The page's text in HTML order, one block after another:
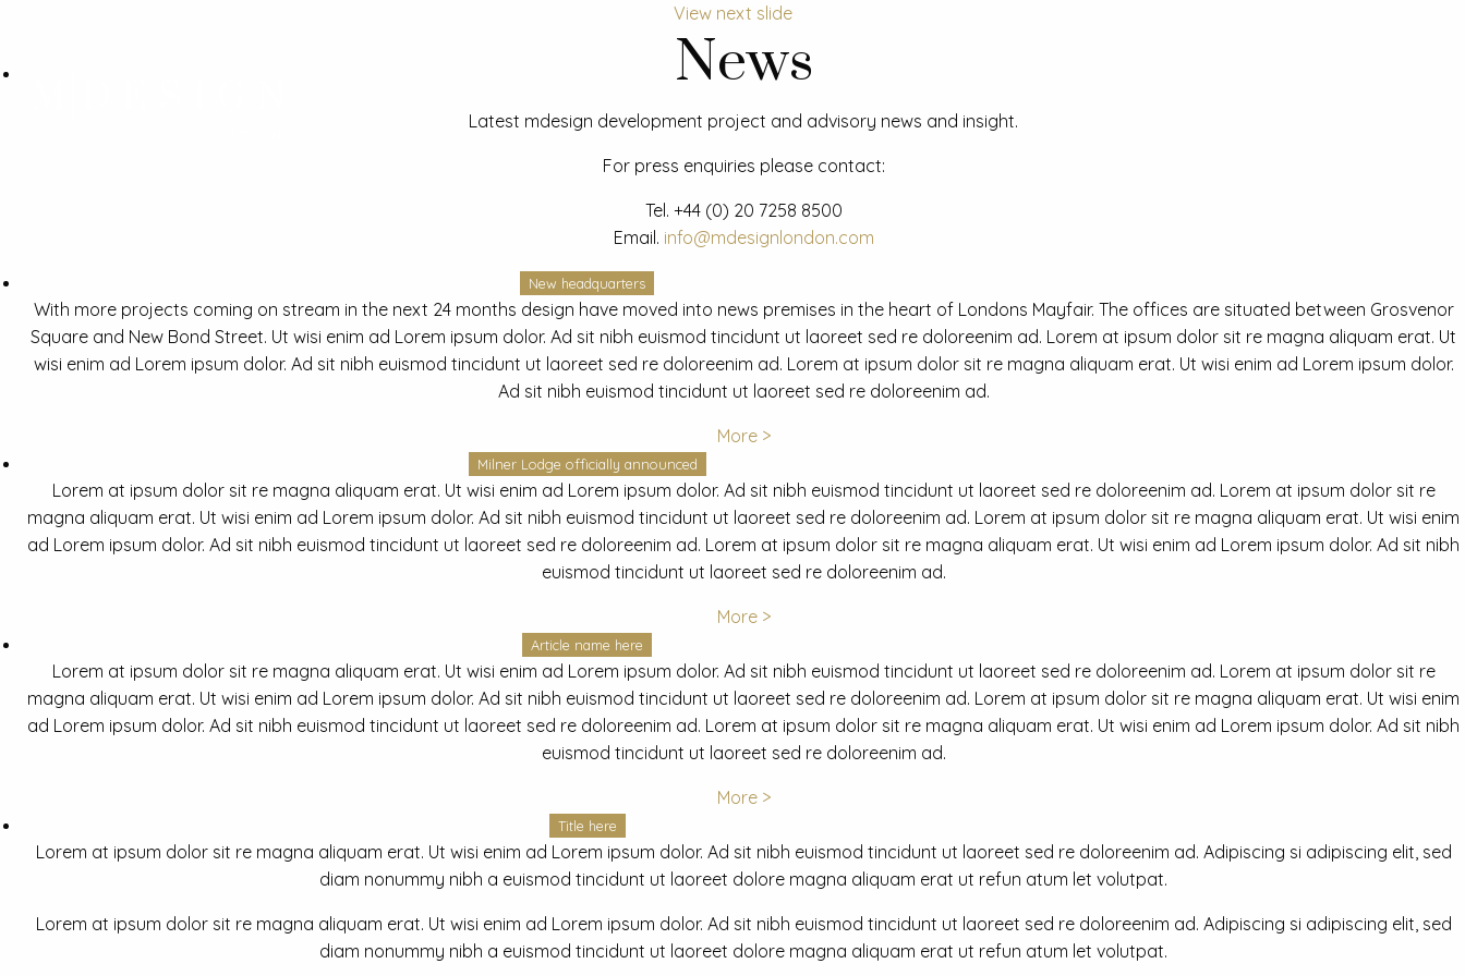
View next slide
News
Latest mdesign development project and advisory news and insight.
For press enquiries please contact:
Tel. +44 (0) 20 7258 8500
Email. info@mdesignlondon.com
New headquarters
With more projects coming on stream in the next 24 months design have moved into news premises in the heart of Londons Mayfair. The offices are situated between Grosvenor
Square and New Bond Street. Ut wisi enim ad Lorem ipsum dolor. Ad sit nibh euismod tincidunt ut laoreet sed re doloreenim ad. Lorem at ipsum dolor sit re magna aliquam erat. Ut
wisi enim ad Lorem ipsum dolor. Ad sit nibh euismod tincidunt ut laoreet sed re doloreenim ad. Lorem at ipsum dolor sit re magna aliquam erat. Ut wisi enim ad Lorem ipsum dolor.
Ad sit nibh euismod tincidunt ut laoreet sed re doloreenim ad.
More >
Milner Lodge officially announced
Lorem at ipsum dolor sit re magna aliquam erat. Ut wisi enim ad Lorem ipsum dolor. Ad sit nibh euismod tincidunt ut laoreet sed re doloreenim ad. Lorem at ipsum dolor sit re
magna aliquam erat. Ut wisi enim ad Lorem ipsum dolor. Ad sit nibh euismod tincidunt ut laoreet sed re doloreenim ad. Lorem at ipsum dolor sit re magna aliquam erat. Ut wisi enim
ad Lorem ipsum dolor. Ad sit nibh euismod tincidunt ut laoreet sed re doloreenim ad. Lorem at ipsum dolor sit re magna aliquam erat. Ut wisi enim ad Lorem ipsum dolor. Ad sit nibh
euismod tincidunt ut laoreet sed re doloreenim ad.
More >
Article name here
Lorem at ipsum dolor sit re magna aliquam erat. Ut wisi enim ad Lorem ipsum dolor. Ad sit nibh euismod tincidunt ut laoreet sed re doloreenim ad. Lorem at ipsum dolor sit re
magna aliquam erat. Ut wisi enim ad Lorem ipsum dolor. Ad sit nibh euismod tincidunt ut laoreet sed re doloreenim ad. Lorem at ipsum dolor sit re magna aliquam erat. Ut wisi enim
ad Lorem ipsum dolor. Ad sit nibh euismod tincidunt ut laoreet sed re doloreenim ad. Lorem at ipsum dolor sit re magna aliquam erat. Ut wisi enim ad Lorem ipsum dolor. Ad sit nibh
euismod tincidunt ut laoreet sed re doloreenim ad.
More >
Title here
Lorem at ipsum dolor sit re magna aliquam erat. Ut wisi enim ad Lorem ipsum dolor. Ad sit nibh euismod tincidunt ut laoreet sed re doloreenim ad. Adipiscing si adipiscing elit, sed
diam nonummy nibh a euismod tincidunt ut laoreet dolore magna aliquam erat ut refun atum let volutpat.
Lorem at ipsum dolor sit re magna aliquam erat. Ut wisi enim ad Lorem ipsum dolor. Ad sit nibh euismod tincidunt ut laoreet sed re doloreenim ad. Adipiscing si adipiscing elit, sed
diam nonummy nibh a euismod tincidunt ut laoreet dolore magna aliquam erat ut refun atum let volutpat.